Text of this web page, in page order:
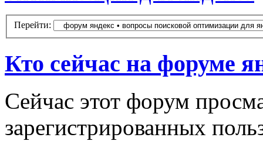
Перейти:
Кто сейчас на форуме
Сейчас этот форум
зарегистрированных